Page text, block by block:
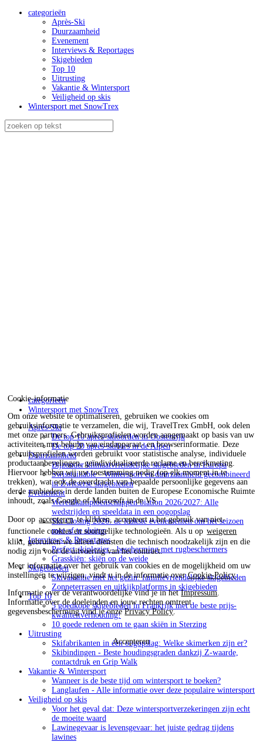
Cookie-informatie
Om onze website te optimaliseren, gebruiken we cookies om
gebruiksinformatie te verzamelen, die wij, TravelTrex GmbH, ook delen
met onze partners. Gebruiksprofielen worden aangemaakt op basis van uw
activiteiten met behulp van eindapparaat- en browserinformatie. Deze
gebruiksprofielen worden gebruikt voor statistische analyse, individuele
productaanbevelingen, geïndividualiseerde reclame en bereikmeting.
Hiervoor hebben wij uw toestemming nodig (op elk moment in te
trekken), wat ook de overdracht van bepaalde persoonlijke gegevens aan
derde aanbieders in derde landen buiten de Europese Economische Ruimte
inhoudt, zoals Google of Microsoft in de VS.
Door op accepterente klikken, accepteert u het gebruik van niet-
functionele cookies en soortgelijke technologieën. Als u op weigeren
klikt, gebruiken we alleen diensten die technisch noodzakelijk zijn en die
nodig zijn voor de uitvoering van het contract.
Meer informatie over het gebruik van cookies en de mogelijkheid om uw
instellingen te wijzigen, vindt u in de informatie overCookie-Policy.
Informatie over de verantwoordelijke vind je in hetImpressum
Informatie over de doeleinden en jouw rechten omtrent
gegevensbescherming vind je onzePrivacy Policy.
Accepteren
categorieën
Après-Ski
Duurzaamheid
Evenement
Interviews & Reportages
Skigebieden
Top 10
Uitrusting
Vakantie & Wintersport
Veiligheid op skis
Wintersport met SnowTrex
categorieën
Wintersport met SnowTrex
Après-Ski
De top 10 après-skioorden in Oostenrijk
De top 20 après-skibars in de Alpen
Duurzaamheid
Bijzonder klimaatvriendelijke skigebieden in Europa
Swisstainable - Wintersport en duurzaamheid gecombineerd
in Zwitserse skigebieden
Evenement
Wereldkampioenschappen biatlon 2026/2027: Alle
wedstrijden en speeldata in een oogopslag
Ski Closing 2026: de leukste evenementen om het seizoen
mee af te sluiten
Interviews & Reportages
Perfect skiplezier - bescherming met rugbeschermers
Grasskiën: skiën op de weide
Skigebieden
Skivakantie met het gezin: familievriendelijke skigebieden
Zonneterrassen en uitkijkplatforms in skigebieden
Top 10
5 goedkope skigebieden in Frankrijk met de beste prijs-
kwaliteitverhouding!
10 goede redenen om te gaan skiën in Sterzing
Uitrusting
Skifabrikanten in één oogopslag: Welke skimerken zijn er?
Skibindingen - Beste houdingsgraden dankzij Z-waarde,
contactdruk en Grip Walk
Vakantie & Wintersport
Wanneer is de beste tijd om wintersport te boeken?
Langlaufen - Alle informatie over deze populaire wintersport
Veiligheid op skis
Voor het geval dat: Deze wintersportverzekeringen zijn echt
de moeite waard
Lawinegevaar is levensgevaar: het juiste gedrag tijdens
lawines